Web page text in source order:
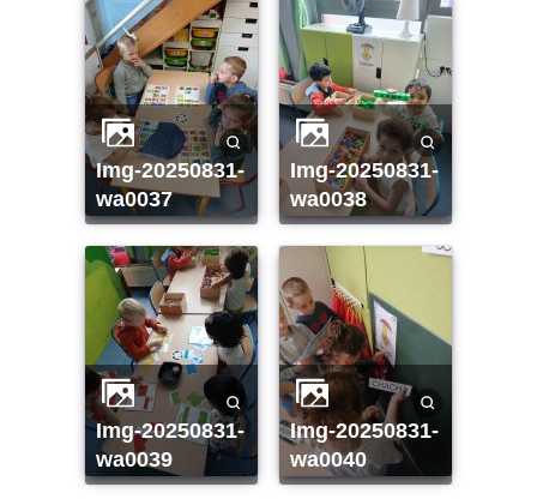
img-20250831-
wa0037
img-20250831-
wa0038
img-20250831-
wa0039
img-20250831-
wa0040